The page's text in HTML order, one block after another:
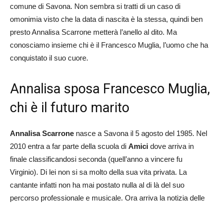
comune di Savona. Non sembra si tratti di un caso di
omonimia visto che la data di nascita è la stessa, quindi ben
presto Annalisa Scarrone metterà l’anello al dito. Ma
conosciamo insieme chi è il Francesco Muglia, l’uomo che ha
conquistato il suo cuore.
Annalisa sposa Francesco Muglia,
chi è il futuro marito
Annalisa Scarrone nasce a Savona il 5 agosto del 1985. Nel
2010 entra a far parte della scuola di Amici dove arriva in
finale classificandosi seconda (quell’anno a vincere fu
Virginio). Di lei non si sa molto della sua vita privata. La
cantante infatti non ha mai postato nulla al di là del suo
percorso professionale e musicale. Ora arriva la notizia delle